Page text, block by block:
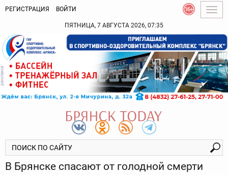
РЕГИСТРАЦИЯ ВОЙТИ
ПЯТНИЦА, 7 АВГУСТА 2026, 07:35
В Брянске спасают от голодной смерти